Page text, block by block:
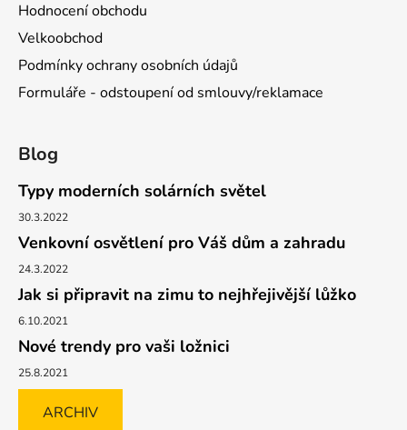
Hodnocení obchodu
Velkoobchod
Podmínky ochrany osobních údajů
Formuláře - odstoupení od smlouvy/reklamace
Blog
Typy moderních solárních světel
30.3.2022
Venkovní osvětlení pro Váš dům a zahradu
24.3.2022
Jak si připravit na zimu to nejhřejivější lůžko
6.10.2021
Nové trendy pro vaši ložnici
25.8.2021
ARCHIV